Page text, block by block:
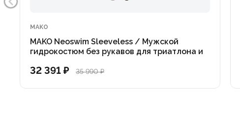
MAKO
MAKO Neoswim Sleeveless / Мужской
гидрокостюм без рукавов для триатлона и
32 391 ₽ 35 990 ₽